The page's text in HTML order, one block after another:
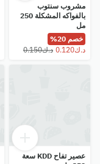
مشروب سنتوب
بالفواكه المشكلة 250
مل
خصم 20%
عصير تفاح KDD سعة